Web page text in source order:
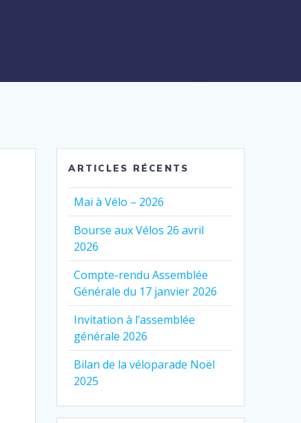
ARTICLES RÉCENTS
Mai à Vélo – 2026
Bourse aux Vélos 26 avril
2026
Compte-rendu Assemblée
Générale du 17 janvier 2026
Invitation à l’assemblée
générale 2026
Bilan de la véloparade Noël
2025